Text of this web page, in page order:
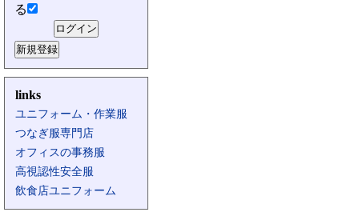
る
links
ユニフォーム・作業服
つなぎ服専門店
オフィスの事務服
高視認性安全服
飲食店ユニフォーム